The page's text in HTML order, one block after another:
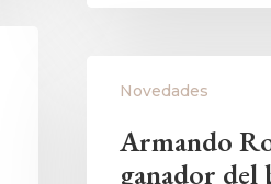
Novedades
Armando
ganador del